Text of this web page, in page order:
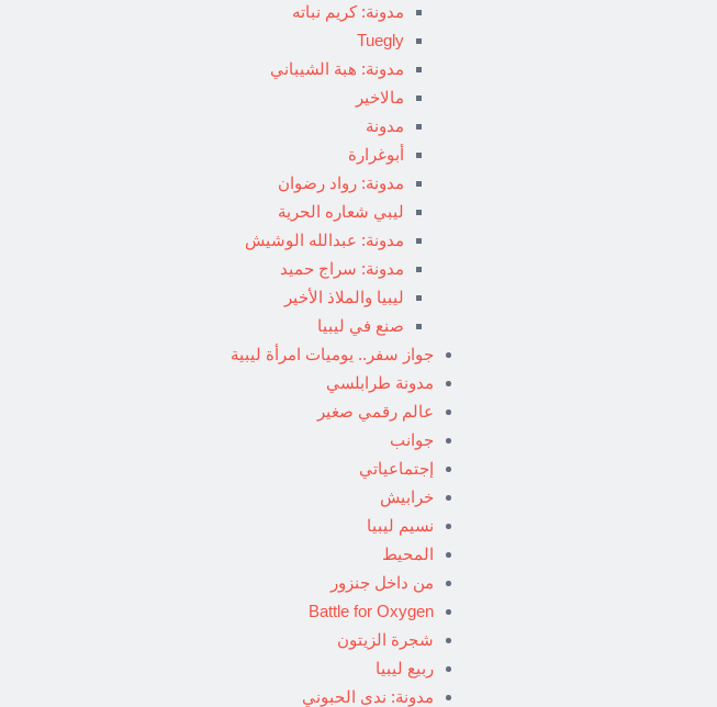
مدونة: كريم نباته
Tuegly
مدونة: هبة الشيباني
مالاخير
مدونة
أبوغرارة
مدونة: رواد رضوان
ليبي شعاره الحرية
مدونة: عبدالله الوشيش
مدونة: سراج حميد
ليبيا والملاذ الأخير
صنع في ليبيا
جواز سفر.. يوميات امرأة ليبية
مدونة طرابلسي
عالم رقمي صغير
جوانب
إجتماعياتي
خرابيش
نسيم ليبيا
المحيط
من داخل جنزور
Battle for Oxygen
شجرة الزيتون
ربيع ليبيا
مدونة: ندى الحبوني